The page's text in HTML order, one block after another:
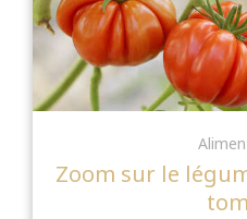
Zoom sur le